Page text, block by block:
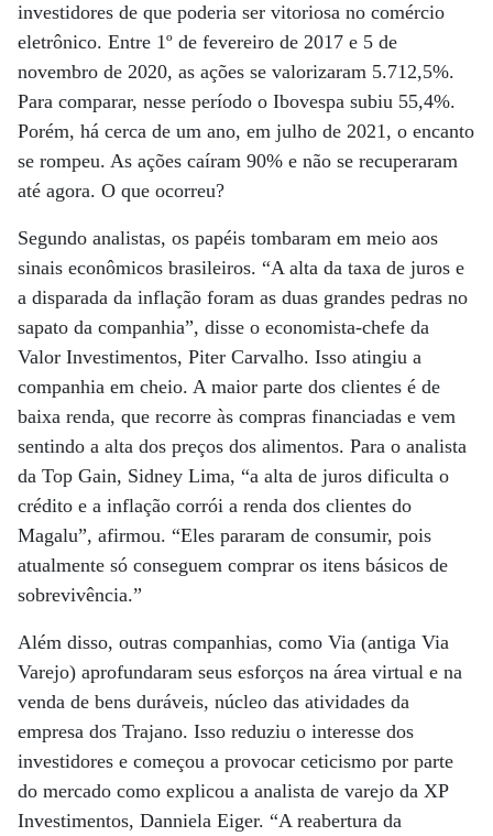
investidores de que poderia ser vitoriosa no comércio
eletrônico. Entre 1º de fevereiro de 2017 e 5 de
novembro de 2020, as ações se valorizaram 5.712,5%.
Para comparar, nesse período o Ibovespa subiu 55,4%.
Porém, há cerca de um ano, em julho de 2021, o encanto
se rompeu. As ações caíram 90% e não se recuperaram
até agora. O que ocorreu?
Segundo analistas, os papéis tombaram em meio aos
sinais econômicos brasileiros. “A alta da taxa de juros e
a disparada da inflação foram as duas grandes pedras no
sapato da companhia”, disse o economista-chefe da
Valor Investimentos, Piter Carvalho. Isso atingiu a
companhia em cheio. A maior parte dos clientes é de
baixa renda, que recorre às compras financiadas e vem
sentindo a alta dos preços dos alimentos. Para o analista
da Top Gain, Sidney Lima, “a alta de juros dificulta o
crédito e a inflação corrói a renda dos clientes do
Magalu”, afirmou. “Eles pararam de consumir, pois
atualmente só conseguem comprar os itens básicos de
sobrevivência.”
Além disso, outras companhias, como Via (antiga Via
Varejo) aprofundaram seus esforços na área virtual e na
venda de bens duráveis, núcleo das atividades da
empresa dos Trajano. Isso reduziu o interesse dos
investidores e começou a provocar ceticismo por parte
do mercado como explicou a analista de varejo da XP
Investimentos, Danniela Eiger. “A reabertura da